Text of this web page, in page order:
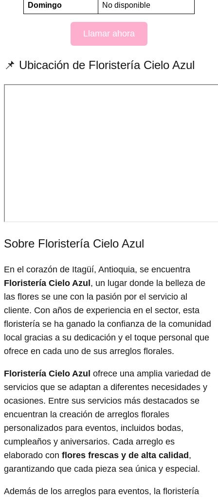
Domingo No disponible
Llamar ahora
📌 Ubicación de Floristería Cielo Azul
Sobre Floristería Cielo Azul
En el corazón de Itagüí, Antioquia, se encuentra
Floristería Cielo Azul, un lugar donde la belleza de
las flores se une con la pasión por el servicio al
cliente. Con años de experiencia en el sector, esta
floristería se ha ganado la confianza de la comunidad
local gracias a su dedicación y el toque personal que
ofrece en cada uno de sus arreglos florales.
Floristería Cielo Azul ofrece una amplia variedad de
servicios que se adaptan a diferentes necesidades y
ocasiones. Entre sus servicios más destacados se
encuentran la creación de arreglos florales
personalizados para eventos, incluidos bodas,
cumpleaños y aniversarios. Cada arreglo es
elaborado con flores frescas y de alta calidad,
garantizando que cada pieza sea única y especial.
Además de los arreglos para eventos, la floristería